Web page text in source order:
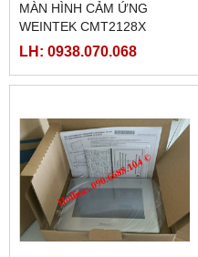
MÀN HÌNH CẢM ỨNG
WEINTEK CMT2128X
LH: 0938.070.068